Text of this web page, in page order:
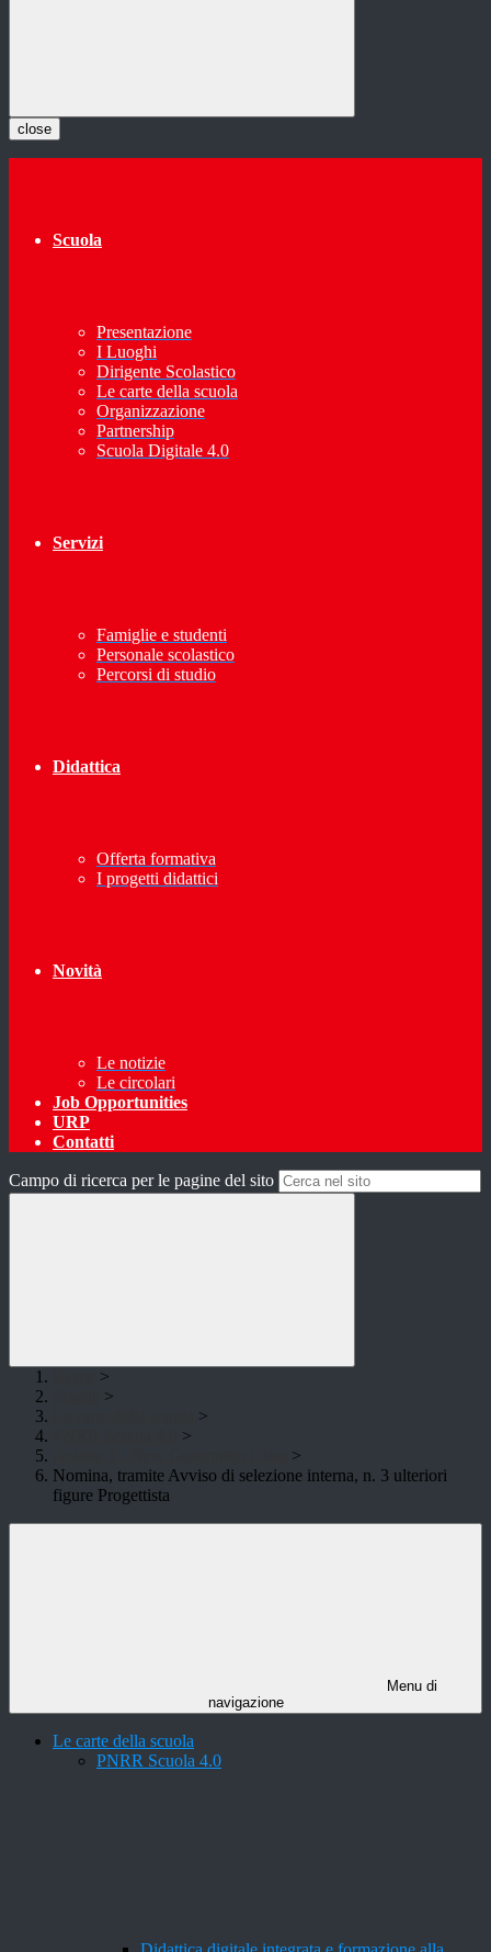
close
Scuola
Presentazione
I Luoghi
Dirigente Scolastico
Le carte della scuola
Organizzazione
Partnership
Scuola Digitale 4.0
Servizi
Famiglie e studenti
Personale scolastico
Percorsi di studio
Didattica
Offerta formativa
I progetti didattici
Novità
Le notizie
Le circolari
Job Opportunities
URP
Contatti
Campo di ricerca per le pagine del sito
>
>
>
>
>
Nomina, tramite Avviso di selezione interna, n. 3 ulteriori
figure Progettista
Menu di
navigazione
Le carte della scuola
PNRR Scuola 4.0